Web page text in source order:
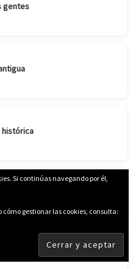
gentes
histórica
y costumbres
Si continúas navegando por él,
gestionar las cookies, consulta: